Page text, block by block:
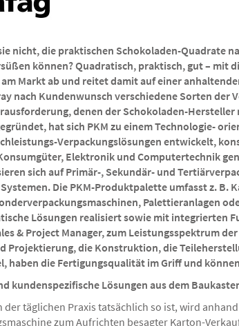
nicht, die praktischen Schokoladen-Quadrate
können? Quadratisch, praktisch, gut – mit
Markt ab und reitet damit auf einer
nach Kundenwunsch verschiedene Sorten
denen der Schokoladen-
hat sich PKM zu einem Technologie-
Verpackungslösungen entwickelt,
Elektronik und Computertechnik
sich auf Primär-, Sekundär- und
Die PKM-Produktpalette umfasst z.
Palettieranlagen
Lösungen realisiert sowie mit integrierten
& Project Manager, zum Leistungsspektrum
Projektierung, die Konstruktion, die
haben die Fertigungsqualität im Griff und
kundenspezifische Lösungen aus dem
der täglichen Praxis tatsächlich so ist, wird
zum Aufrichten besagter Karton-